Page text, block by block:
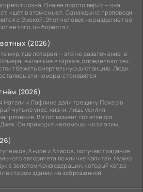
религиозна. Она не просто верит — она
ищет в этом смысл. Однажды на проповеди
с Эмекой. Этот человек не разделяет её
того, он борется с
(2026)
мир, где лотерея — это не развлечение, а
выпавшие в тираже, определяют тех,
бежать смертельную дистанцию. Люди,
эти номера, становятся
(2026)
Натали и Лафлина дали трещину. Пожар в
чуть не унёс жизни, лишь усилил
В этот момент появляется
Он приходит на помощь, но за этим
Андре и Алисса, получают задание
авторитета по кличке Капитан. Нужно
с золотом Конфедерации, который когда-
в старом здании на заброшенной